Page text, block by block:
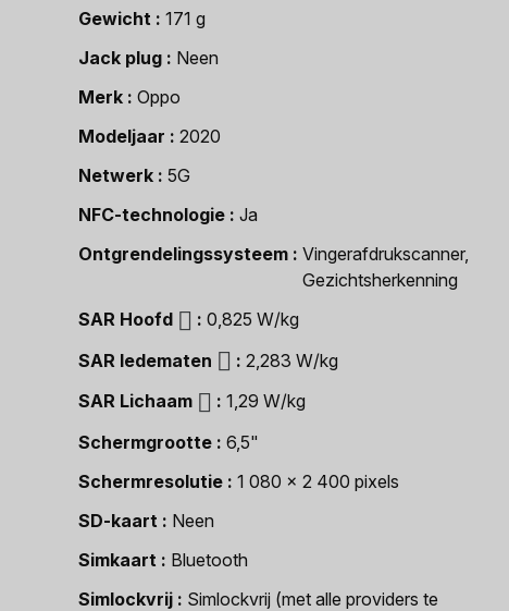
Gewicht
171 g
Jack plug
Neen
Merk
Oppo
Modeljaar
2020
Netwerk
5G
NFC-technologie
Ja
Ontgrendelingssysteem
Vingerafdrukscanner,
Gezichtsherkenning
SAR Hoofd
0,825 W/kg
SAR ledematen
2,283 W/kg
SAR Lichaam
1,29 W/kg
Schermgrootte
6,5"
Schermresolutie
1 080 x 2 400 pixels
SD-kaart
Neen
Simkaart
Bluetooth
Simlockvrij
Simlockvrij (met alle providers te